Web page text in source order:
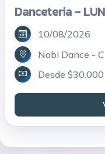
Danceteria -
10/08/2026
Nabi Dance -
Desde $30.000